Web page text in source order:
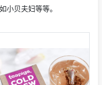
小贝夫妇等等。